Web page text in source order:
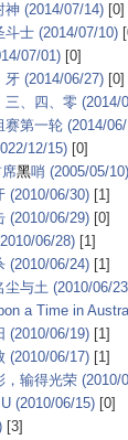
(2014/07/14)[0]
士 (2014/07/10)
07/01)[0]
(2014/06/27)[0]
、四、零 (2014/
第一轮 (2014/
12/15)[0]
黑哨 (2005/05/10)
(2010/06/30)[1]
(2010/06/29)[0]
06/28)[1]
(2010/06/24)[1]
与土 (2010/06/
a Time in
(2010/06/19)[1]
(2010/06/17)[1]
输得光荣 (2010/
(2010/06/15)[0]
[3]